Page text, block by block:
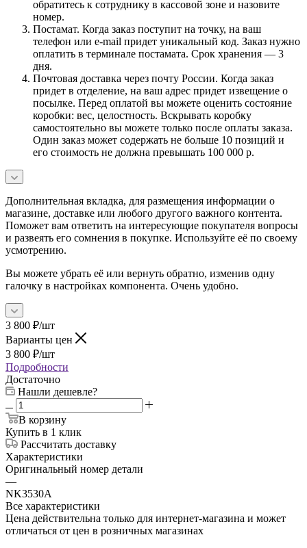
обратитесь к сотруднику в кассовой зоне и назовите
номер.
Постамат. Когда заказ поступит на точку, на ваш
телефон или e-mail придет уникальный код. Заказ нужно
оплатить в терминале постамата. Срок хранения — 3
дня.
Почтовая доставка через почту России. Когда заказ
придет в отделение, на ваш адрес придет извещение о
посылке. Перед оплатой вы можете оценить состояние
коробки: вес, целостность. Вскрывать коробку
самостоятельно вы можете только после оплаты заказа.
Один заказ может содержать не больше 10 позиций и
его стоимость не должна превышать 100 000 р.
Дополнительная вкладка, для размещения информации о
магазине, доставке или любого другого важного контента.
Поможет вам ответить на интересующие покупателя вопросы
и развеять его сомнения в покупке. Используйте её по своему
усмотрению.
Вы можете убрать её или вернуть обратно, изменив одну
галочку в настройках компонента. Очень удобно.
3 800 ₽/шт
Варианты цен
3 800 ₽/шт
Подробности
Достаточно
Нашли дешевле?
В корзину
Купить в 1 клик
Рассчитать доставку
Характеристики
Оригинальный номер детали
—
NK3530A
Все характеристики
Цена действительна только для интернет-магазина и может
отличаться от цен в розничных магазинах